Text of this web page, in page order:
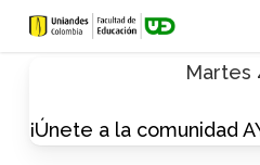
Skip
Martes
¡Únete a la comunidad